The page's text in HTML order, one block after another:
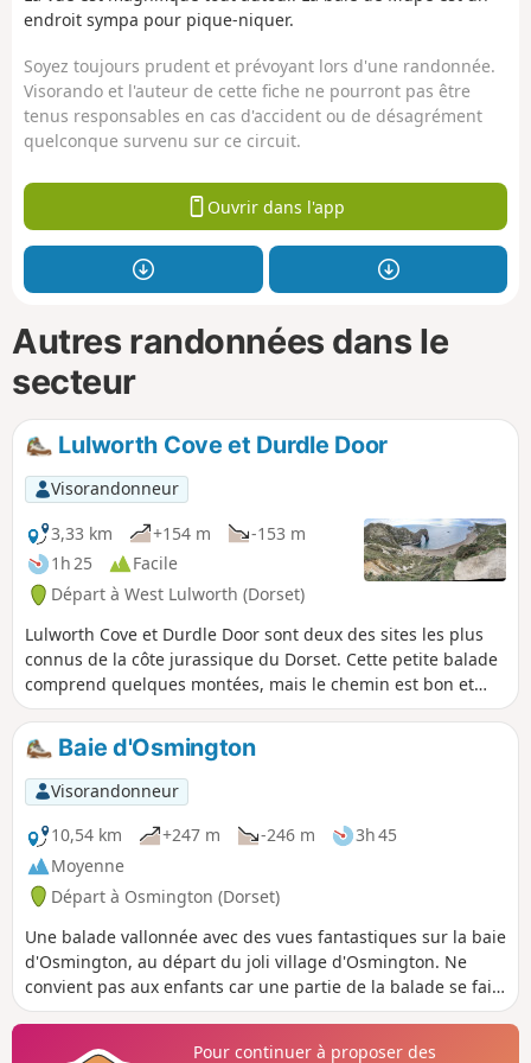
endroit sympa pour pique-niquer.
Soyez toujours prudent et prévoyant lors d'une randonnée.
Visorando et l'auteur de cette fiche ne pourront pas être
tenus responsables en cas d'accident ou de désagrément
quelconque survenu sur ce circuit.
Ouvrir dans l'app
Autres randonnées dans le
secteur
Lulworth Cove et Durdle Door
Visorandonneur
3,33 km
+154 m
-153 m
1h 25
Facile
Départ à West Lulworth (Dorset)
Lulworth Cove et Durdle Door sont deux des sites les plus
connus de la côte jurassique du Dorset. Cette petite balade
comprend quelques montées, mais le chemin est bon et
bien aménagé.
Baie d'Osmington
Visorandonneur
10,54 km
+247 m -246 m
3h 45
Moyenne
Départ à Osmington (Dorset)
Une balade vallonnée avec des vues fantastiques sur la baie
d'Osmington, au départ du joli village d'Osmington. Ne
convient pas aux enfants car une partie de la balade se fait
sur des routes publiques avec quelques passages à niveau.
Pour continuer à proposer des